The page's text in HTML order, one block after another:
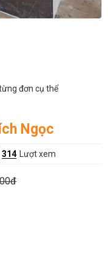
đơn cụ thể
Ngọc
314 Lượt xem